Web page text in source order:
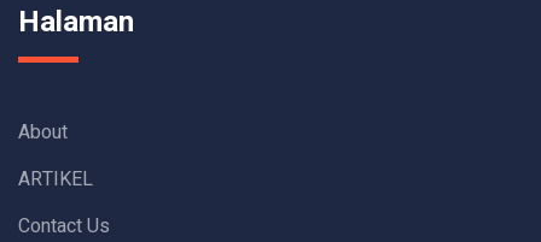
Halaman
About
ARTIKEL
Contact Us